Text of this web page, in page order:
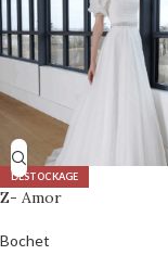
DÉSTOCKAGE
Z- Amor
Bochet